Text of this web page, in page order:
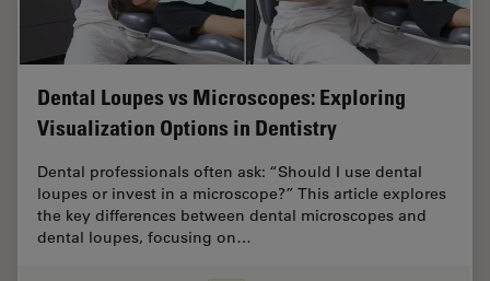
Dental Loupes vs Microscopes: Exploring
Visualization Options in Dentistry
Dental professionals often ask: “Should I use dental
loupes or invest in a microscope?” This article explores
the key differences between dental microscopes and
dental loupes, focusing on…